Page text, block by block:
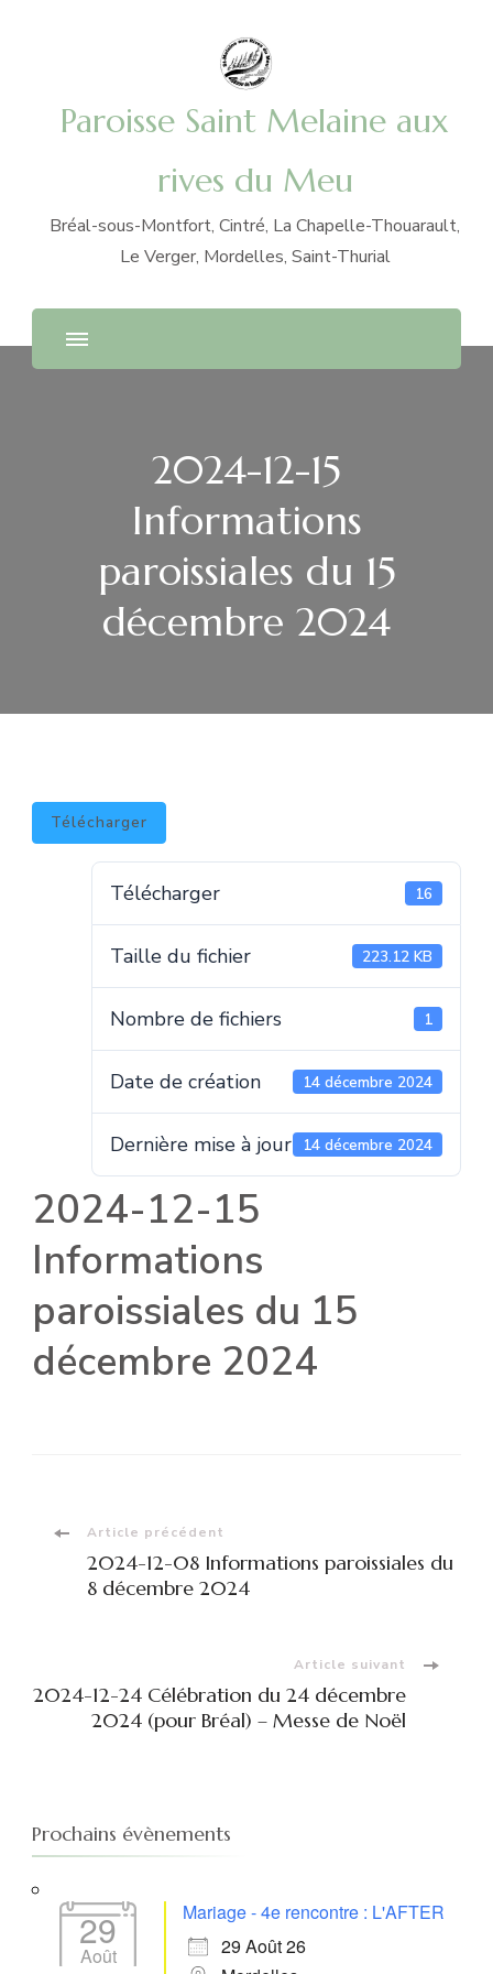
Paroisse Saint Melaine aux
rives du Meu
Bréal-sous-Montfort, Cintré, La Chapelle-Thouarault,
Le Verger, Mordelles, Saint-Thurial
2024-12-15
Informations
paroissiales du 15
décembre 2024
Télécharger
Télécharger 16
Taille du fichier 223.12 KB
Nombre de fichiers 1
Date de création 14 décembre 2024
Dernière mise à jour 14 décembre 2024
2024-12-15
Informations
paroissiales du 15
décembre 2024
Navigation
d'article
Article précédent
2024-12-08 Informations paroissiales du
8 décembre 2024
Article suivant
2024-12-24 Célébration du 24 décembre
2024 (pour Bréal) – Messe de Noël
Prochains évènements
29
Août
Mariage - 4e rencontre : L'AFTER
29 Août 26